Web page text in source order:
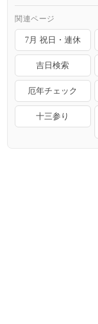
関連ページ
7月 祝日・連休
吉日検索
厄年チェック
十三参り